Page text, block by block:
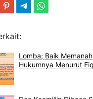
Lomba; Baik
Hukumnya Menurut